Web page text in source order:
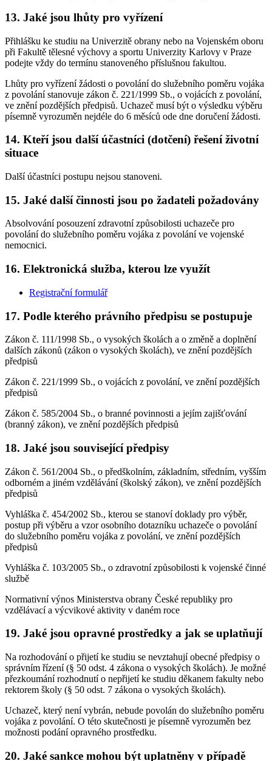
13. Jaké jsou lhůty pro vyřízení
Přihlášku ke studiu na Univerzitě obrany nebo na Vojenském oboru
při Fakultě tělesné výchovy a sportu Univerzity Karlovy v Praze
podejte vždy do termínu stanoveného příslušnou fakultou.
Lhůty pro vyřízení žádosti o povolání do služebního poměru vojáka
z povolání stanovuje zákon č. 221/1999 Sb., o vojácích z povolání,
ve znění pozdějších předpisů. Uchazeč musí být o výsledku výběru
písemně vyrozuměn nejdéle do 6 měsíců ode dne doručení žádosti.
14. Kteří jsou další účastníci (dotčení) řešení životní
situace
Další účastníci postupu nejsou stanoveni.
15. Jaké další činnosti jsou po žadateli požadovány
Absolvování posouzení zdravotní způsobilosti uchazeče pro
povolání do služebního poměru vojáka z povolání ve vojenské
nemocnici.
16. Elektronická služba, kterou lze využít
Registrační formulář
17. Podle kterého právního předpisu se postupuje
Zákon č. 111/1998 Sb., o vysokých školách a o změně a doplnění
dalších zákonů (zákon o vysokých školách), ve znění pozdějších
předpisů
Zákon č. 221/1999 Sb., o vojácích z povolání, ve znění pozdějších
předpisů
Zákon č. 585/2004 Sb., o branné povinnosti a jejím zajišťování
(branný zákon), ve znění pozdějších předpisů
18. Jaké jsou související předpisy
Zákon č. 561/2004 Sb., o předškolním, základním, středním, vyšším
odborném a jiném vzdělávání (školský zákon), ve znění pozdějších
předpisů
Vyhláška č. 454/2002 Sb., kterou se stanoví doklady pro výběr,
postup při výběru a vzor osobního dotazníku uchazeče o povolání
do služebního poměru vojáka z povolání, ve znění pozdějších
předpisů
Vyhláška č. 103/2005 Sb., o zdravotní způsobilosti k vojenské činné
službě
Normativní výnos Ministerstva obrany České republiky pro
vzdělávací a výcvikové aktivity v daném roce
19. Jaké jsou opravné prostředky a jak se uplatňují
Na rozhodování o přijetí ke studiu se nevztahují obecné předpisy o
správním řízení (§ 50 odst. 4 zákona o vysokých školách). Je možné
přezkoumání rozhodnutí o nepřijetí ke studiu děkanem fakulty nebo
rektorem školy (§ 50 odst. 7 zákona o vysokých školách).
Uchazeč, který není vybrán, nebude povolán do služebního poměru
vojáka z povolání. O této skutečnosti je písemně vyrozuměn bez
možnosti podání opravného prostředku.
20. Jaké sankce mohou být uplatněny v případě